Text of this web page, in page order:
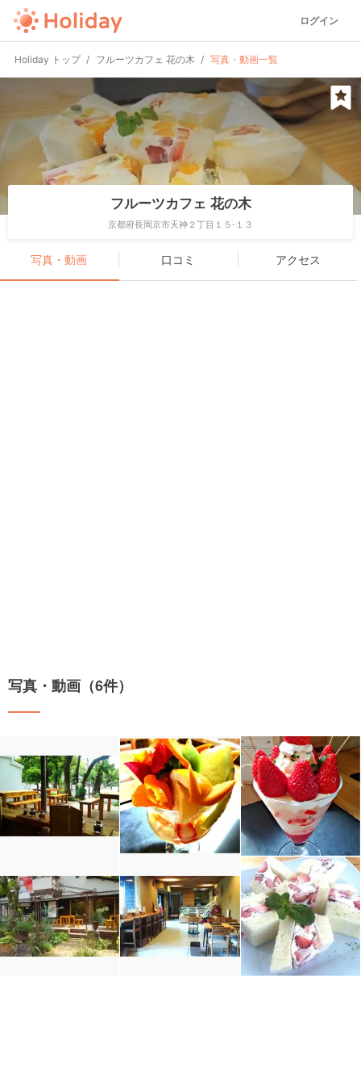
ログイン
Holiday トップ フルーツカフェ 花の木 写真・動画一覧
フルーツカフェ 花の木
京都府長岡京市天神２丁目１５-１３
写真・動画 口コミ アクセス
写真・動画（6件）